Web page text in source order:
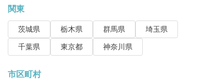
関東
茨城県 栃木県 群馬県
埼玉県
千葉県
東京都 神奈川県
市区町村